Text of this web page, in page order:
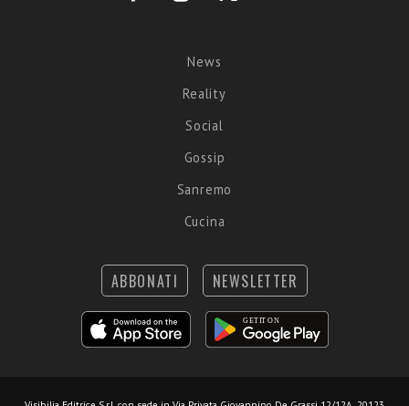
News
Reality
Social
Gossip
Sanremo
Cucina
ABBONATI NEWSLETTER